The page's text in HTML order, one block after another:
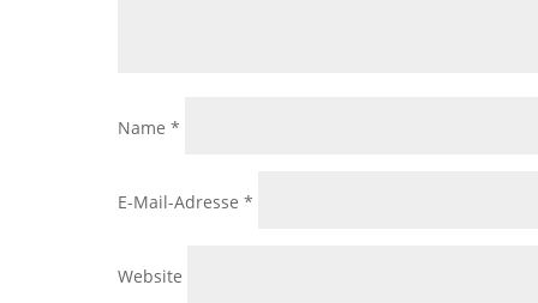
Name *
E-Mail-Adresse *
Website